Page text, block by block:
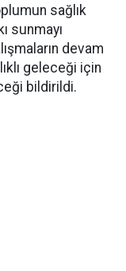
sağlık
sunmayı
devam
geleceği için
bildirildi.